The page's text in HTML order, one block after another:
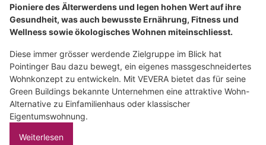
Pioniere des Älterwerdens und legen hohen Wert auf ihre
Gesundheit, was auch bewusste Ernährung, Fitness und
Wellness sowie ökologisches Wohnen miteinschliesst.
Diese immer grösser werdende Zielgruppe im Blick hat
Pointinger Bau dazu bewegt, ein eigenes massgeschneidertes
Wohnkonzept zu entwickeln. Mit VEVERA bietet das für seine
Green Buildings bekannte Unternehmen eine attraktive Wohn-
Alternative zu Einfamilienhaus oder klassischer
Eigentumswohnung.
Weiterlesen